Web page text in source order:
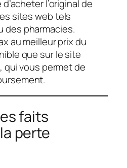
l’original de
sites web tels
des pharmacies.
au meilleur prix du
que sur le site
vous permet de
faits
perte